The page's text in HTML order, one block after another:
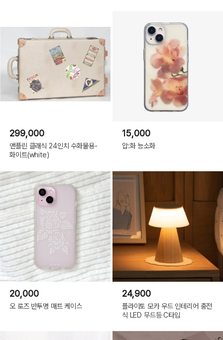
299,000
앤플린 클래식 24인치 수화물용-
화이트(white)
15,000
압:화 능소화
20,000
오 로즈 반투명 매트 케이스
24,900
플라이토 모카 우드 인테리어 충전
식 LED 무드등 C타입